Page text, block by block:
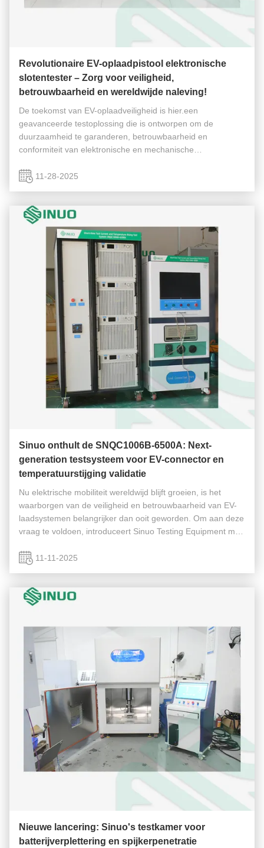
Revolutionaire EV-oplaadpistool elektronische
slotentester – Zorg voor veiligheid,
betrouwbaarheid en wereldwijde naleving!
De toekomst van EV-oplaadveiligheid is hier.een
geavanceerde testoplossing die is ontworpen om de
duurzaamheid te garanderen, betrouwbaarheid en
conformiteit van elektronische en mechanische
EV-laadconnectoren. Met de versnelling van de ...
11-28-2025
Sinuo onthult de SNQC1006B-6500A: Next-
generation testsysteem voor EV-connector en
temperatuurstijging validatie
Nu elektrische mobiliteit wereldwijd blijft groeien, is het
waarborgen van de veiligheid en betrouwbaarheid van EV-
laadsystemen belangrijker dan ooit geworden. Om aan deze
vraag te voldoen, introduceert Sinuo Testing Equipment met
Test System ...
11-11-2025
Nieuwe lancering: Sinuo's testkamer voor
batterijverplettering en spijkerpenetratie